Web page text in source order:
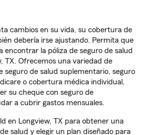
cambios en su vida, su cobertura de
debería irse ajustando. Permita que
encontrar la póliza de seguro de salud
TX. Ofrecemos una variedad de
seguro de salud suplementario, seguro
o cobertura médica individual.
su cheque con seguro de
a cubrir gastos mensuales.
en Longview, TX para obtener una
salud y elegir un plan diseñado para